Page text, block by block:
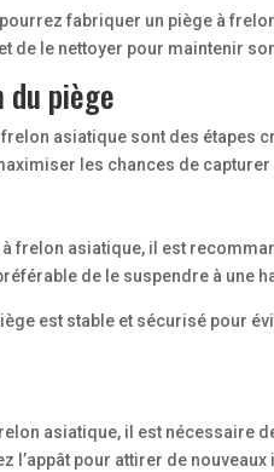
fabriquer un piège à
de le nettoyer pour maintenir
piège
frelon asiatique sont des
les chances de
frelon asiatique, il est
de le suspendre à une
est stable et sécurisé pour
asiatique, il est nécessaire
l’appât pour attirer de nouveaux